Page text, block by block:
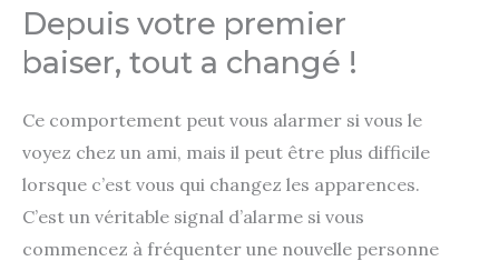
Depuis votre premier
baiser, tout a changé !
Ce comportement peut vous alarmer si vous le
voyez chez un ami, mais il peut être plus difficile
lorsque c’est vous qui changez les apparences.
C’est un véritable signal d’alarme si vous
commencez à fréquenter une nouvelle personne